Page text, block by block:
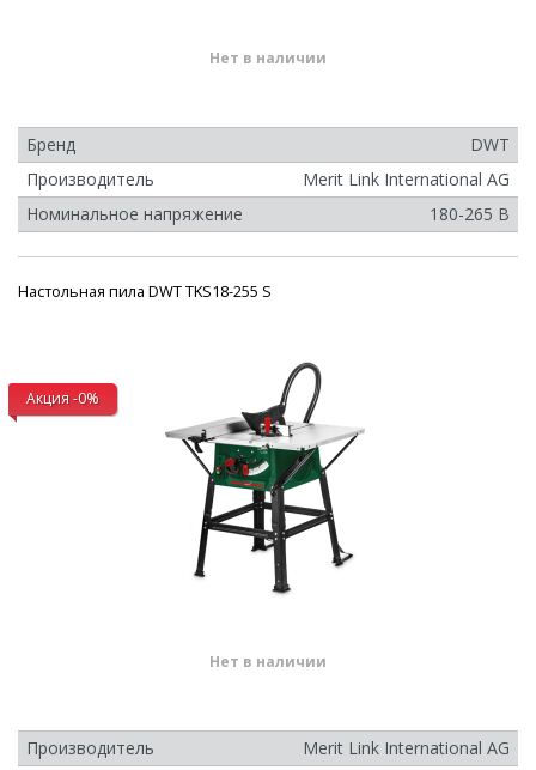
Нет в наличии
Бренд
DWT
Производитель
Merit Link International AG
Номинальное напряжение
180-265 В
Акция -0%
Настольная пила DWT TKS18-255 S
Нет в наличии
Производитель
Merit Link International AG